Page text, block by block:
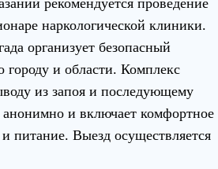
рекомендуется проведение
наркологической клиники.
организует безопасный
городу и области. Комплекс
из запоя и последующему
анонимно и включает комфортное
питание. Выезд осуществляется